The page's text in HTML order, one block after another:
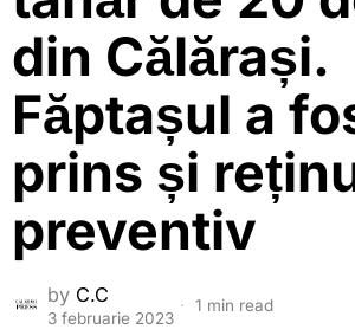
din Călărași.
Făptașul a
prins și
preventiv
by C.C
3 februarie 2023
1 min read